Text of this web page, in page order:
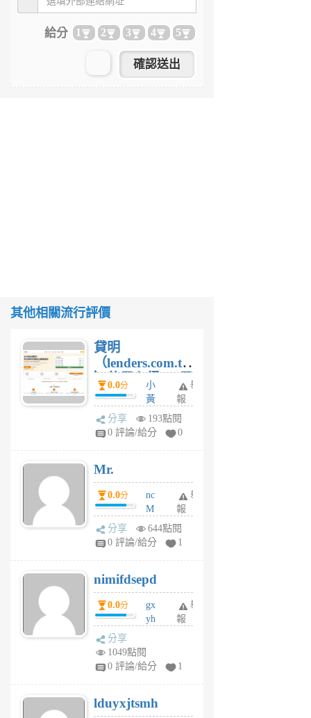
給分 1 2 3 4 5
其他相關流行評價
貸明
（lenders.com.tw
）使用心得 — 民
間貸款比較平台
體驗
0.0分
小
黃
蜂
1
舉
報
分享
193點閱
0 評論/給分
0
Mr.
0.0分
nc
M
U
F
U
5
個
月
舉
報
分享
644點閱
0 評論/給分
1
nimifdsepd
0.0分
gx
yh
jl
月
舉
報
分享
1049點閱
0 評論/給分
1
lduyxjtsmh